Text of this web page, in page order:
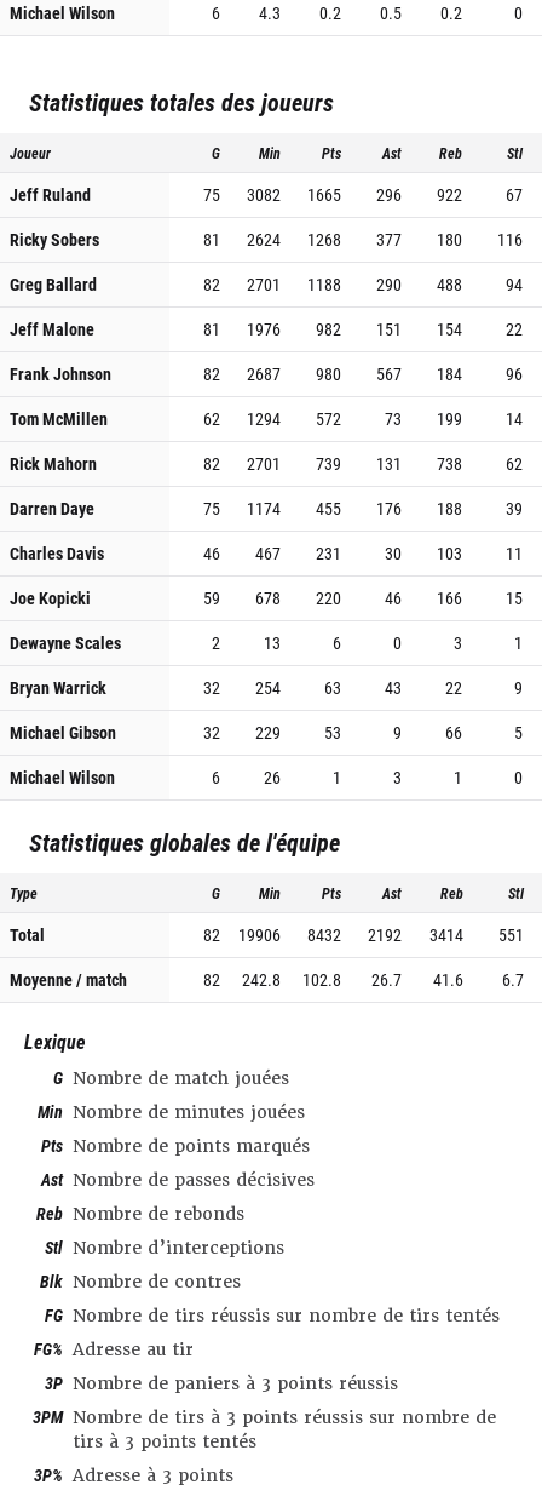
Michael Wilson
6 4.3 0.2 0.5 0.2 0
Statistiques totales des joueurs
Joueur G Min Pts Ast Reb Stl
Jeff Ruland 75 3082 1665 296 922
67
Ricky Sobers
81 2624 1268 377 180
116
Greg Ballard
82 2701 1188 290 488
94
Jeff Malone
81 1976 982 151 154
22
Frank Johnson
82 2687 980 567 184
96
Tom McMillen
62 1294 572 73 199
14
Rick Mahorn
82 2701 739 131 738
62
Darren Daye
75 1174 455 176 188
39
Charles Davis
46 467 231 30 103
11
Joe Kopicki
59 678 220 46 166
15
Dewayne Scales
2 13 6 0 3
1
Bryan Warrick
32 254 63 43 22
9
Michael Gibson
32 229 53 9 66
5
Michael Wilson
6 26 1 3 1 0
Statistiques globales de l'équipe
Type G Min Pts Ast Reb Stl
Total 82 19906 8432 2192 3414
551
Moyenne / match
82 242.8 102.8 26.7 41.6 6.7
Lexique
G Nombre de match jouées
Min Nombre de minutes jouées
Pts Nombre de points marqués
Ast Nombre de passes décisives
Reb Nombre de rebonds
Stl Nombre d’interceptions
Blk Nombre de contres
FG Nombre de tirs réussis sur nombre de tirs tentés
FG% Adresse au tir
3P Nombre de paniers à 3 points réussis
3PM Nombre de tirs à 3 points réussis sur nombre de
tirs à 3 points tentés
3P% Adresse à 3 points